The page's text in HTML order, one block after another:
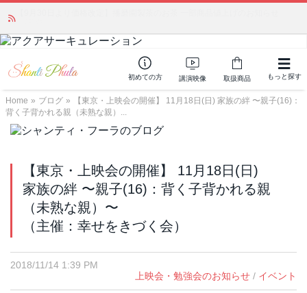
初めての方 講演映像 取扱商品 もっと探す
Home » ブログ »
【東京・上映会の開催】 11月18日(日) 家族の絆 〜親子(16)：
背く子背かれる親（未熟な親）...
【東京・上映会の開催】 11月18日(日)
家族の絆 〜親子(16)：背く子背かれる親
（未熟な親）〜
（主催：幸せをきづく会）
2018/11/14 1:39 PM
上映会・勉強会のお知らせ / イベント